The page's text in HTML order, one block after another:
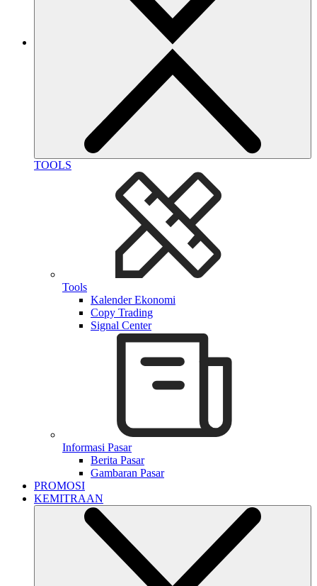
TOOLS
Tools
Kalender Ekonomi
Copy Trading
Signal Center
Informasi Pasar
Berita Pasar
Gambaran Pasar
PROMOSI
KEMITRAAN